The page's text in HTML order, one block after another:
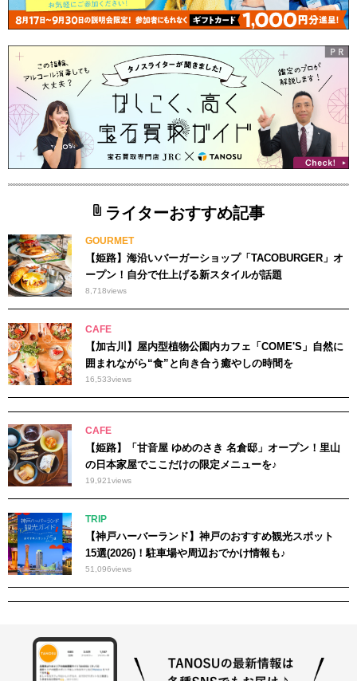
ライターおすすめ記事
GOURMET
【姫路】海沿いバーガーショップ「TACOBURGER」オ
ープン！自分で仕上げる新スタイルが話題
8,718views
CAFE
【加古川】屋内型植物公園内カフェ「COME'S」自然に
囲まれながら“食”と向き合う癒やしの時間を
16,533views
CAFE
【姫路】「甘音屋 ゆめのさき 名倉邸」オープン！里山
の日本家屋でここだけの限定メニューを♪
19,921views
TRIP
【神戸ハーバーランド】神戸のおすすめ観光スポット
15選(2026)！駐車場や周辺おでかけ情報も♪
51,096views